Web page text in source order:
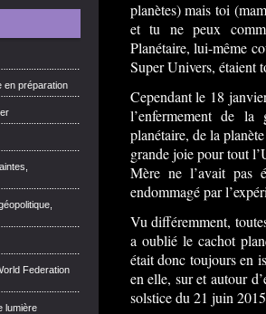
en préparation
Federation
lumière
planètes) mais toi
et tu ne peux
Planétaire, lui-même
Super Univers, étaient
Cependant le 18
l’enfermement de
planétaire, de la
grande joie pour tout
Mère ne l’avait pas
endommagé par
Vu différemment,
a oublié le cachot
était donc toujours en
en elle, sur et autour
solstice du 21 juin